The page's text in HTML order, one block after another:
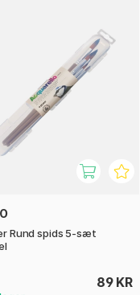
Rund spids 5-sæt
89 KR